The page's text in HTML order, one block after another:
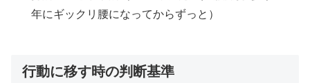
年にギックリ腰になってからずっと）
行動に移す時の判断基準